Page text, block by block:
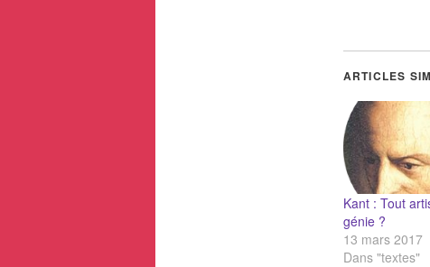
ARTICLES
Kant : Tout
génie ?
13 mars 2017
Dans "textes"